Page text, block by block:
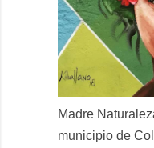
Madre
municipio de